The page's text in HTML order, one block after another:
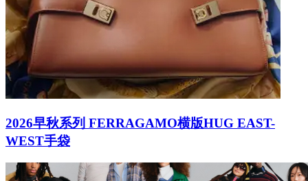
2026早秋系列 FERRAGAMO横版HUG EAST-
WEST手袋